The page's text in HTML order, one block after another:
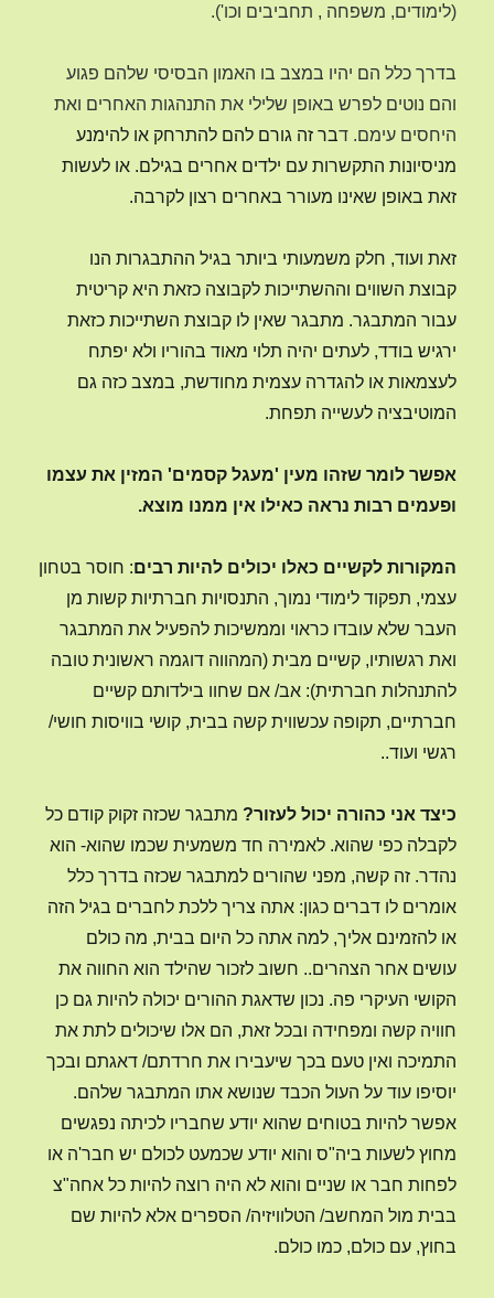
(לימודים, משפחה , תחביבים וכו').
בדרך כלל הם יהיו במצב בו האמון הבסיסי שלהם פגוע
והם נוטים לפרש באופן שלילי את התנהגות האחרים ואת
היחסים עימם. דבר זה גורם להם להתרחק או להימנע
מניסיונות התקשרות עם ילדים אחרים בגילם. או לעשות
זאת באופן שאינו מעורר באחרים רצון לקרבה.
זאת ועוד, חלק משמעותי ביותר בגיל ההתבגרות הנו
קבוצת השווים וההשתייכות לקבוצה כזאת היא קריטית
עבור המתבגר. מתבגר שאין לו קבוצת השתייכות כזאת
ירגיש בודד, לעתים יהיה תלוי מאוד בהוריו ולא יפתח
לעצמאות או להגדרה עצמית מחודשת, במצב כזה גם
המוטיבציה לעשייה תפחת.
אפשר לומר שזהו מעין 'מעגל קסמים' המזין את עצמו
ופעמים רבות נראה כאילו אין ממנו מוצא.
המקורות לקשיים כאלו יכולים להיות רבים: חוסר בטחון
עצמי, תפקוד לימודי נמוך, התנסויות חברתיות קשות מן
העבר שלא עובדו כראוי וממשיכות להפעיל את המתבגר
ואת רגשותיו, קשיים מבית (המהווה דוגמה ראשונית טובה
להתנהלות חברתית): אב/ אם שחוו בילדותם קשיים
חברתיים, תקופה עכשווית קשה בבית, קושי בוויסות חושי/
רגשי ועוד..
כיצד אני כהורה יכול לעזור? מתבגר שכזה זקוק קודם כל
לקבלה כפי שהוא. לאמירה חד משמעית שכמו שהוא- הוא
נהדר. זה קשה, מפני שהורים למתבגר שכזה בדרך כלל
אומרים לו דברים כגון: אתה צריך ללכת לחברים בגיל הזה
או להזמינם אליך, למה אתה כל היום בבית, מה כולם
עושים אחר הצהרים.. חשוב לזכור שהילד הוא החווה את
הקושי העיקרי פה. נכון שדאגת ההורים יכולה להיות גם כן
חוויה קשה ומפחידה ובכל זאת, הם אלו שיכולים לתת את
התמיכה ואין טעם בכך שיעבירו את חרדתם/ דאגתם ובכך
יוסיפו עוד על העול הכבד שנושא אתו המתבגר שלהם.
אפשר להיות בטוחים שהוא יודע שחבריו לכיתה נפגשים
מחוץ לשעות ביה"ס והוא יודע שכמעט לכולם יש חבר'ה או
לפחות חבר או שניים והוא לא היה רוצה להיות כל אחה"צ
בבית מול המחשב/ הטלוויזיה/ הספרים אלא להיות שם
בחוץ, עם כולם, כמו כולם.